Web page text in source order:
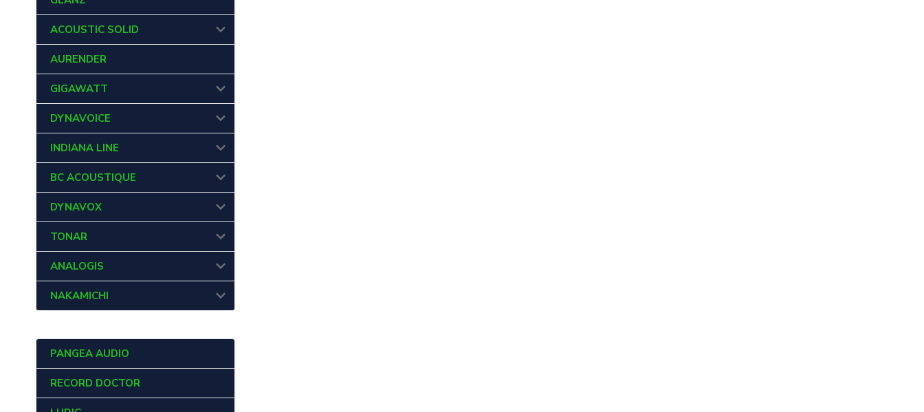
ACOUSTIC SOLID
AURENDER
GIGAWATT
DYNAVOICE
INDIANA LINE
BC ACOUSTIQUE
DYNAVOX
TONAR
ANALOGIS
NAKAMICHI
PANGEA AUDIO
RECORD DOCTOR